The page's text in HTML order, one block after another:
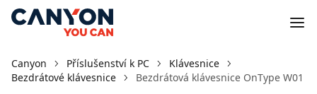
Canyon Příslušenství k PC
Klávesnice
Bezdrátové klávesnice
Bezdrátová klávesnice OnType W01